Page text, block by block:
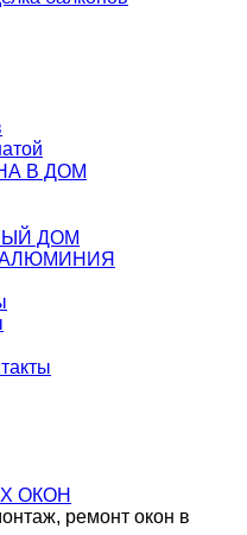
В ДОМ
ДОМ
ОКОН
ремонт окон в